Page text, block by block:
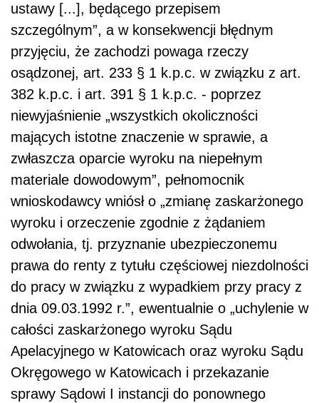
ustawy [...], będącego przepisem
szczególnym”, a w konsekwencji błędnym
przyjęciu, że zachodzi powaga rzeczy
osądzonej, art. 233 § 1 k.p.c. w związku z art.
382 k.p.c. i art. 391 § 1 k.p.c. - poprzez
niewyjaśnienie „wszystkich okoliczności
mających istotne znaczenie w sprawie, a
zwłaszcza oparcie wyroku na niepełnym
materiale dowodowym”, pełnomocnik
wnioskodawcy wniósł o „zmianę zaskarżonego
wyroku i orzeczenie zgodnie z żądaniem
odwołania, tj. przyznanie ubezpieczonemu
prawa do renty z tytułu częściowej niezdolności
do pracy w związku z wypadkiem przy pracy z
dnia 09.03.1992 r.”, ewentualnie o „uchylenie w
całości zaskarżonego wyroku Sądu
Apelacyjnego w Katowicach oraz wyroku Sądu
Okręgowego w Katowicach i przekazanie
sprawy Sądowi I instancji do ponownego